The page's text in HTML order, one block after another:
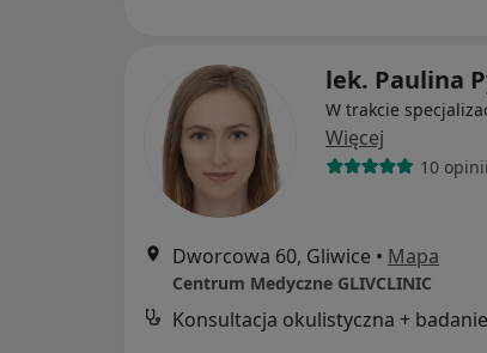
lek. Paulina
W trakcie
Więcej
10 opinii
Dworcowa 60, Gliwice • Mapa
Centrum Medyczne GLIVCLINIC